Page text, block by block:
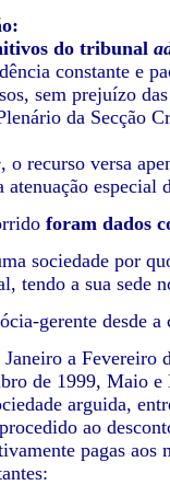
do tribunal
constante e
sem prejuízo
da Secção
, o recurso versa
atenuação
foram dados
sociedade por
tendo a sua sede
gerente desde a
a
de 1999, Maio
arguida,
ao
pagas